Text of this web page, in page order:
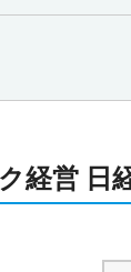
経営 日